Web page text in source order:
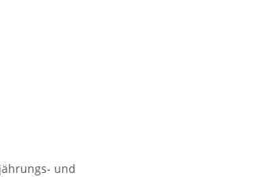
und